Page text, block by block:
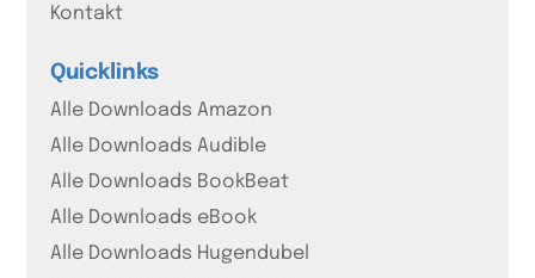
Kontakt
Quicklinks
Alle Downloads Amazon
Alle Downloads Audible
Alle Downloads BookBeat
Alle Downloads eBook
Alle Downloads Hugendubel